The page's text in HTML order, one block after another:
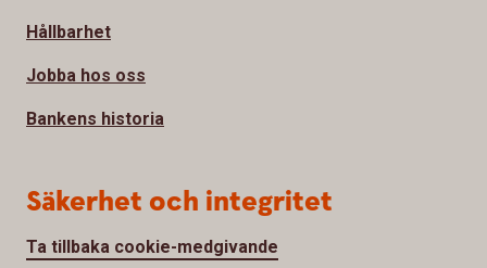
Hållbarhet
Jobba hos oss
Bankens historia
Säkerhet och integritet
Ta tillbaka cookie-medgivande